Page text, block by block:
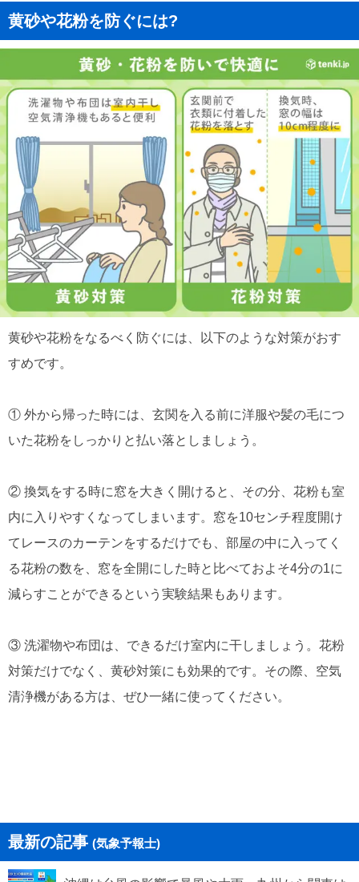
黄砂や花粉を防ぐには?
黄砂や花粉をなるべく防ぐには、以下のような対策がおす
すめです。
① 外から帰った時には、玄関を入る前に洋服や髪の毛につ
いた花粉をしっかりと払い落としましょう。
② 換気をする時に窓を大きく開けると、その分、花粉も室
内に入りやすくなってしまいます。窓を10センチ程度開け
てレースのカーテンをするだけでも、部屋の中に入ってく
る花粉の数を、窓を全開にした時と比べておよそ4分の1に
減らすことができるという実験結果もあります。
③ 洗濯物や布団は、できるだけ室内に干しましょう。花粉
対策だけでなく、黄砂対策にも効果的です。その際、空気
清浄機がある方は、ぜひ一緒に使ってください。
最新の記事 (気象予報士)